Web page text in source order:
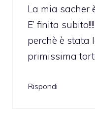
La mia sacher
E’ finita
perchè è stata
primissima
Rispondi